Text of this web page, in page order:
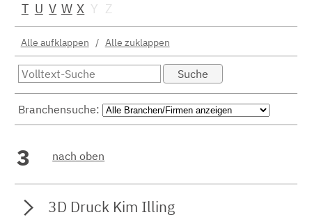
T U V W X Y Z
Alle aufklappen / Alle zuklappen
Branchensuche:
3 nach oben
3D Druck Kim Illing